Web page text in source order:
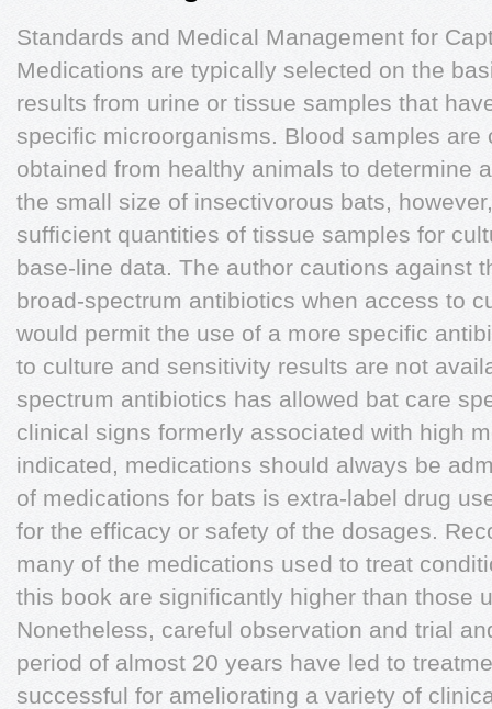
Standards and Medical Management for
Medications are typically selected on the
results from urine or tissue samples that
specific microorganisms. Blood samples
obtained from healthy animals to determine
the small size of insectivorous bats,
sufficient quantities of tissue samples for
base-line data. The author cautions against
broad-spectrum antibiotics when access to
would permit the use of a more specific
to culture and sensitivity results are not
spectrum antibiotics has allowed bat care
clinical signs formerly associated with high
indicated, medications should always be
of medications for bats is extra-label drug
for the efficacy or safety of the dosages.
many of the medications used to treat
this book are significantly higher than those
Nonetheless, careful observation and trial
period of almost 20 years have led to
successful for ameliorating a variety of